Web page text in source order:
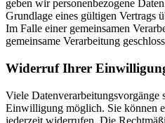
geben wir personenbezogene
Grundlage eines gültigen Vertrags
Im Falle einer gemeinsamen
gemeinsame Verarbeitung
Widerruf Ihrer
Viele
Einwilligung möglich. Sie können
jederzeit widerrufen. Die